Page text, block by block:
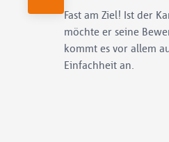
Fast am Ziel! Ist der
möchte er seine
kommt es vor allem
Einfachheit an.